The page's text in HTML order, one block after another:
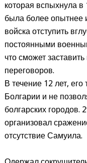
которая вспыхнула в
была более опытнее
войска отступить
постоянными
что сможет
переговоров.
В течение 12 лет,
Болгарии и не
болгарских
организовал
отсутствие Самуила.